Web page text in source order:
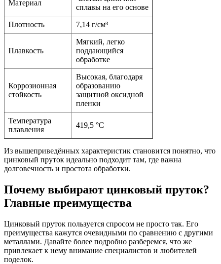
Материал
сплавы на его основе
Плотность 7,14 г/см³
Плавкость
Мягкий, легко
поддающийся
обработке
Коррозионная
стойкость
Высокая, благодаря
образованию
защитной оксидной
пленки
Температура
плавления
419,5 °C
Из вышеприведённых характеристик становится понятно, что
цинковый пруток идеально подходит там, где важна
долговечность и простота обработки.
Почему выбирают цинковый пруток?
Главные преимущества
Цинковый пруток пользуется спросом не просто так. Его
преимущества кажутся очевидными по сравнению с другими
металлами. Давайте более подробно разберемся, что же
привлекает к нему внимание специалистов и любителей
поделок.